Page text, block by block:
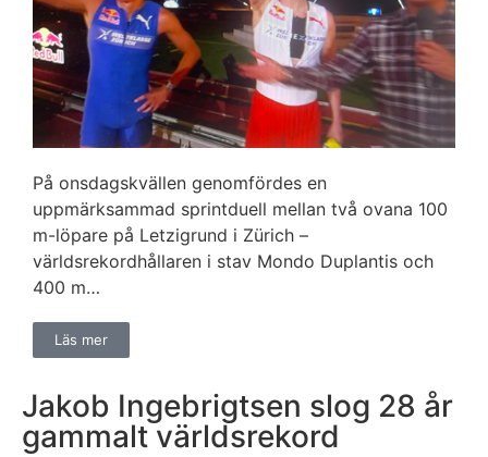
På onsdagskvällen genomfördes en
uppmärksammad sprintduell mellan två ovana 100
m-löpare på Letzigrund i Zürich –
världsrekordhållaren i stav Mondo Duplantis och
400 m…
Läs mer
Jakob Ingebrigtsen slog 28 år
gammalt världsrekord